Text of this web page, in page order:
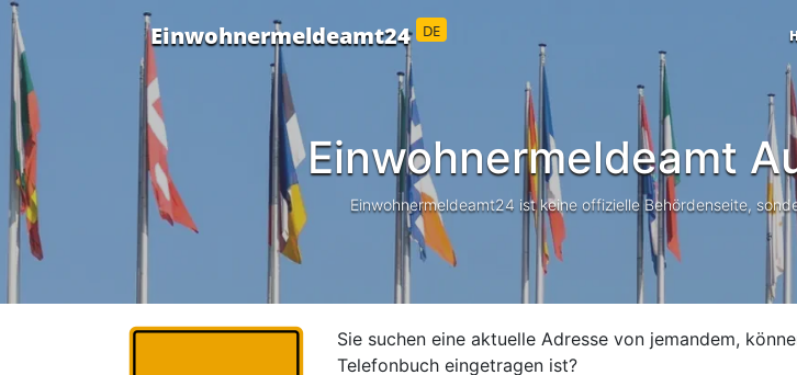
Einwohnermeldeamt24 DE
Einwohnermeldeamt
Einwohnermeldeamt24 ist keine offizielle Behördenseite,
Sie suchen eine aktuelle Adresse von jemandem,
Telefonbuch eingetragen ist?